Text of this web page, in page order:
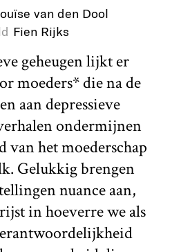
van den Dool
Fien Rijks
geheugen lijkt er
moeders* die na de
aan depressieve
ondermijnen
van het moederschap
Gelukkig brengen
nuance aan,
in hoeverre we als